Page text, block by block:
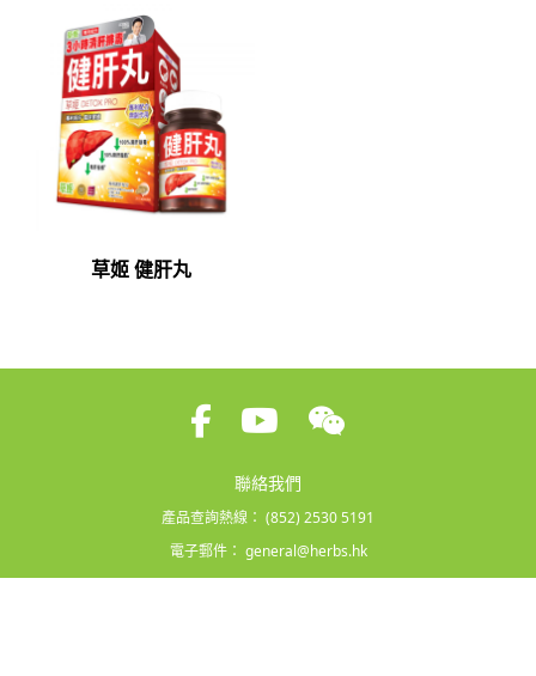
草姬 健肝丸
聯絡我們
產品查詢熱線： (852) 2530 5191
電子郵件： general@herbs.hk